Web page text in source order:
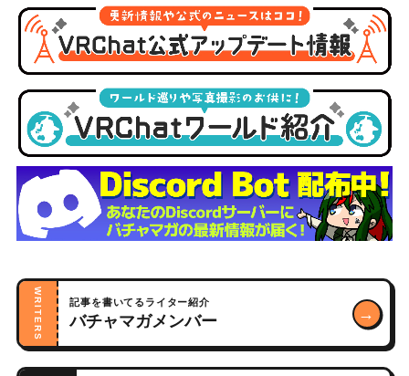
WRITERS 記事を書いてるライター紹介
バチャマガメンバー →